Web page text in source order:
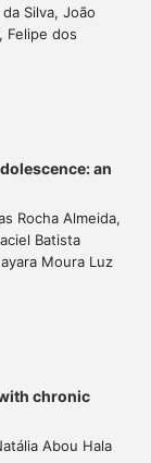
Silva, João
Felipe dos
an
Rocha Almeida,
Batista
Moura Luz
chronic
Abou Hala